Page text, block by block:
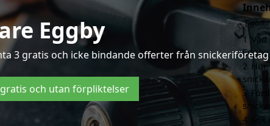
Eggby
3 gratis och icke bindande offerter från snickeriföretag
och utan förpliktelser
1 Vad
2 Hur
3
4